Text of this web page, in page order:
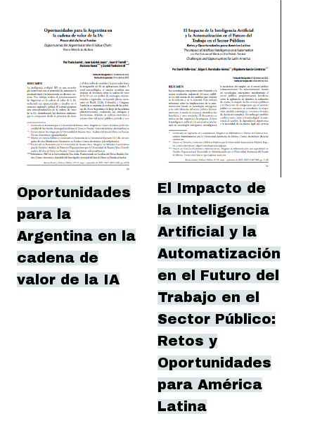
Oportunidades
para la
Argentina en la
cadena de
valor de la IA
El Impacto de
la Inteligencia
Artificial y la
Automatización
en el Futuro del
Trabajo en el
Sector Público:
Retos y
Oportunidades
para América
Latina